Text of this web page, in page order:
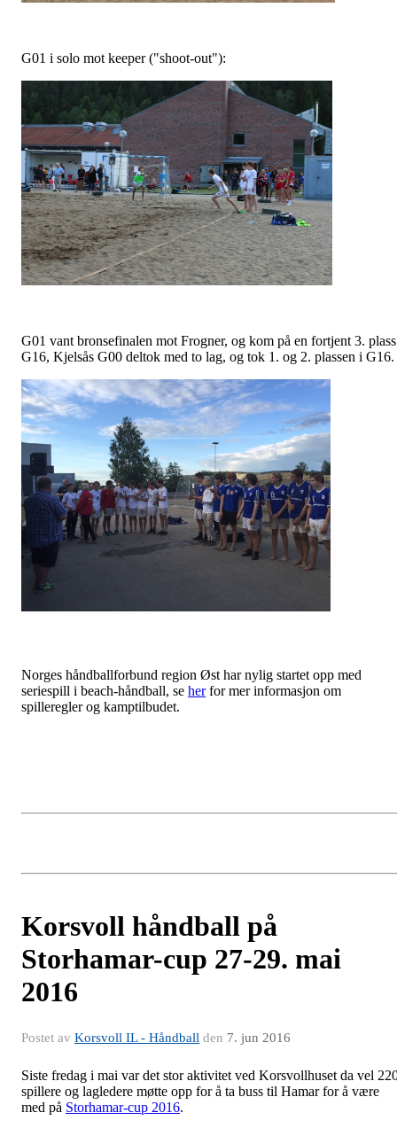
G01 i solo mot keeper ("shoot-out"):
G01 vant bronsefinalen mot Frogner, og kom på en fortjent 3.
G16, Kjelsås G00 deltok med to lag, og tok 1. og 2. plassen i G16.
Norges håndballforbund region Øst har nylig startet opp med
seriespill i beach-håndball, se herfor mer informasjon om
spilleregler og kamptilbudet.
Korsvoll håndball på
Storhamar-cup 27-29. mai
2016
Postet av Korsvoll IL - Håndball den 7. jun 2016
Siste fredag i mai var det stor aktivitet ved Korsvollhuset da vel
spillere og lagledere møtte opp for å ta buss til Hamar for å være
med på Storhamar-cup 2016.